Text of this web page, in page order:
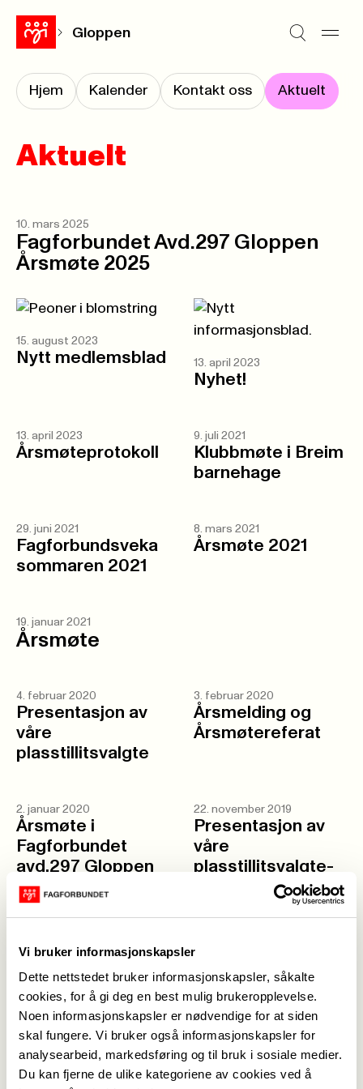
Vi bruker informasjonskapsler
Dette nettstedet bruker informasjonskapsler, såkalte
cookies, for å gi deg en best mulig brukeropplevelse.
Noen informasjonskapsler er nødvendige for at siden
skal fungere. Vi bruker også informasjonskapsler for
analysearbeid, markedsføring og til bruk i sosiale medier.
Du kan fjerne de ulike kategoriene av cookies ved å
Gloppen
Hjem Kalender Kontakt oss Aktuelt
Aktuelt
10. mars 2025
Fagforbundet Avd.297 Gloppen
Årsmøte 2025
15. august 2023
Nytt medlemsblad 13. april 2023
Nyhet!
13. april 2023
Årsmøteprotokoll
9. juli 2021
Klubbmøte i Breim
barnehage
29. juni 2021
Fagforbundsveka
sommaren 2021
8. mars 2021
Årsmøte 2021
19. januar 2021
Årsmøte
4. februar 2020
Presentasjon av
våre
plasstillitsvalgte
3. februar 2020
Årsmelding og
Årsmøtereferat
2. januar 2020
Årsmøte i
Fagforbundet
avd.297 Gloppen
29. januar 2020
22. november 2019
Presentasjon av
våre
plasstillitsvalgte-
Signert
rammeavtale for
årsarbeidsplan og
retningslinjer for
bruk av frie timar
våre
plasstillitsvalgte-
149043